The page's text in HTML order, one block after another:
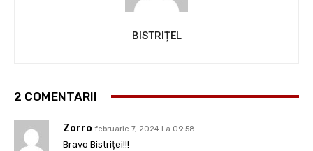
BISTRIȚEL
2 COMENTARII
Zorro februarie 7, 2024 La 09:58
Bravo Bistriței!!!